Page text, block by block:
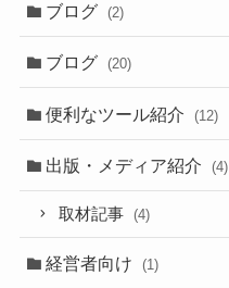
ブログ (2)
ブログ (20)
便利なツール紹介 (12)
出版・メディア紹介 (4)
取材記事 (4)
経営者向け (1)